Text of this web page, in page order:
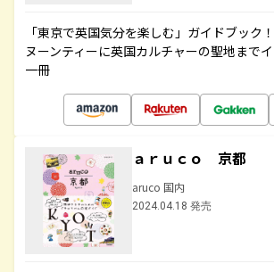
「東京で英国気分を楽しむ」ガイドブック
ヌーンティーに英国カルチャーの聖地まで
一冊
ａｒｕｃｏ 京都
aruco 国内
2024.04.18 発売